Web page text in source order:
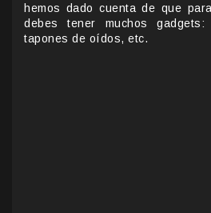
hemos dado cuenta de que
debes tener muchos gadgets:
tapones de oídos, etc.